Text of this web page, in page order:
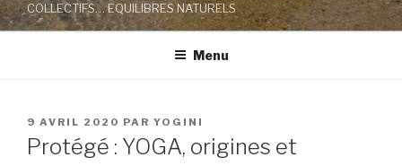
COLLECTIFS… EQUILIBRES NATURELS
Menu
PUBLIÉ
LE
9 AVRIL 2020 PAR YOGINI
Protégé : YOGA, origines et